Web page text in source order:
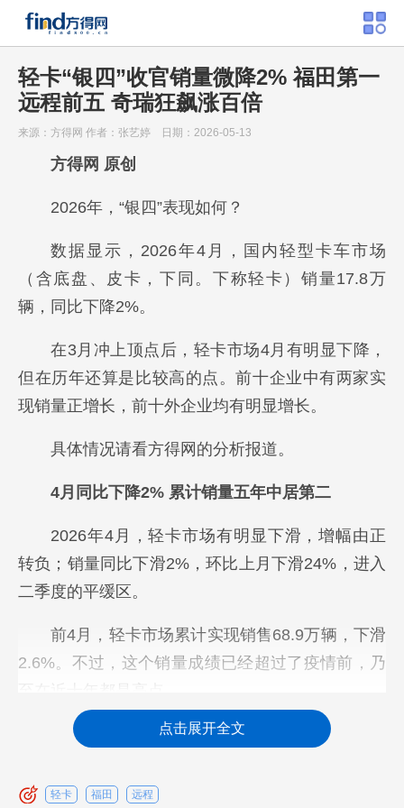
轻卡“银四”收官销量微降2% 福田第一
远程前五 奇瑞狂飙涨百倍
来源：方得网 作者：张艺婷 日期：2026-05-13
方得网 原创
2026年，“银四”表现如何？
数据显示，2026年4月，国内轻型卡车市场
（含底盘、皮卡，下同。下称轻卡）销量17.8万
辆，同比下降2%。
在3月冲上顶点后，轻卡市场4月有明显下降，
但在历年还算是比较高的点。前十企业中有两家实
现销量正增长，前十外企业均有明显增长。
具体情况请看方得网的分析报道。
4月同比下降2% 累计销量五年中居第二
2026年4月，轻卡市场有明显下滑，增幅由正
转负；销量同比下滑2%，环比上月下滑24%，进入
二季度的平缓区。
前4月，轻卡市场累计实现销售68.9万辆，下滑
2.6%。不过，这个销量成绩已经超过了疫情前，乃
从下表可见，2026年1-4月销量走势如下。与历
销量仅低于去年同期。
点击展开全文
轻卡 福田 远程